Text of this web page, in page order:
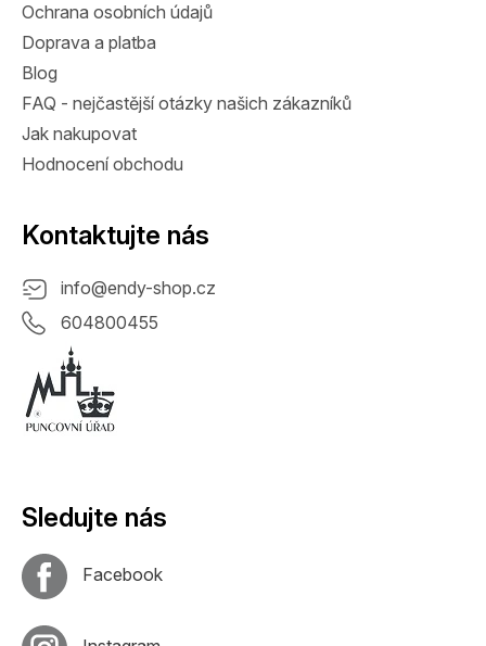
Ochrana osobních údajů
Doprava a platba
Blog
FAQ - nejčastější otázky našich zákazníků
Jak nakupovat
Hodnocení obchodu
Kontaktujte nás
info@endy-shop.cz
604800455
Sledujte nás
Facebook